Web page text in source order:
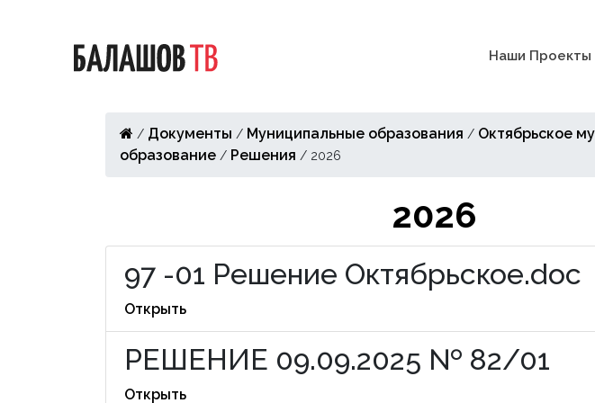
Наши Проекты
/ Документы / Муниципальные образования / Октябрьское
образование / Решения / 2026
2026
97 -01 Решение Октябрьское.doc
Открыть
РЕШЕНИЕ 09.09.2025 № 82/01
Открыть